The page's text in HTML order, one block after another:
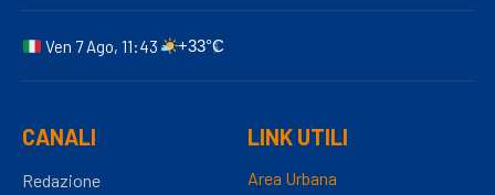
Ven 7 Ago, 11:43 +33°C
CANALI
Redazione
LINK UTILI
Area Urbana